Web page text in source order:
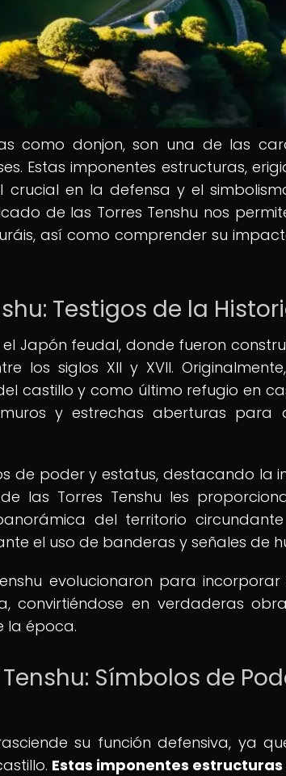
como donjon, son una de las
Estas imponentes estructuras,
crucial en la defensa y el
de las Torres Tenshu nos
así como comprender su
Testigos de la
el Japón feudal, donde fueron
los siglos XII y XVII.
castillo y como último refugio en
y estrechas aberturas para
de poder y estatus, destacando la
las Torres Tenshu les
del territorio
el uso de banderas y señales de
evolucionaron para
convirtiéndose en verdaderas
la época.
Símbolos de
su función defensiva, ya
Estas imponentes